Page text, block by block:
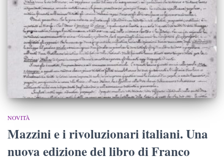
NOVITÀ
Mazzini e i rivoluzionari italiani. Una
nuova edizione del libro di Franco